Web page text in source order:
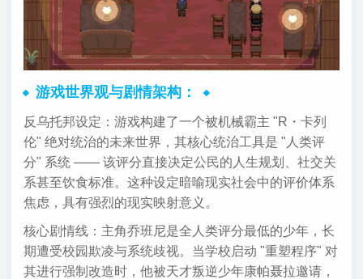
游戏世界观与剧情架构：
反乌托邦设定：游戏构建了一个被机械霸主 "R・卡列
伦" 绝对统治的未来世界，其核心统治工具是 "人类评
分" 系统 —— 该评分直接决定公民的人生规划、社交关
系甚至饮食标准。这种设定暗喻现实社会中的评价体系
焦虑，具有强烈的现实映射意义。
核心剧情线：主角乔班尼是全人类评分最低的少年，长
期遭受校园欺凌与系统歧视。当学校启动 "重塑程序" 对
其进行强制改造时，他被天才叛逆少年康帕聂拉邀请，